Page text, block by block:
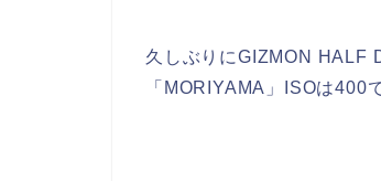
久しぶりにGIZMON HALF
「MORIYAMA」ISOは400